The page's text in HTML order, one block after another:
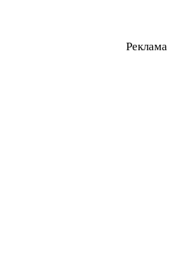
Реклама